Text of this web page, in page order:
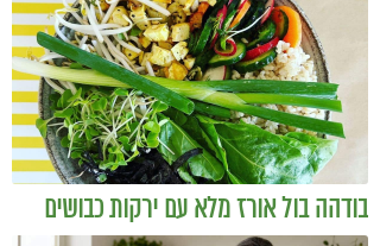
בודהה בול אורז מלא עם ירקות כבושים
ומקושקשת טופו